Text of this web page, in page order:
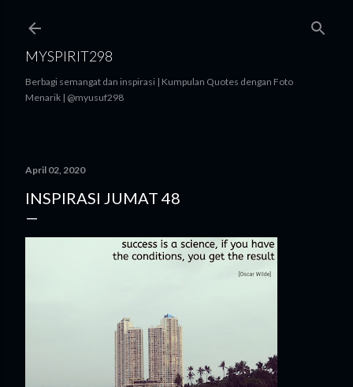
MYSPIRIT298
Berbagi semangat dan inspirasi | Kumpulan Quotes dengan Foto
Menarik | @myusuf298
April 02, 2020
INSPIRASI JUMAT 48